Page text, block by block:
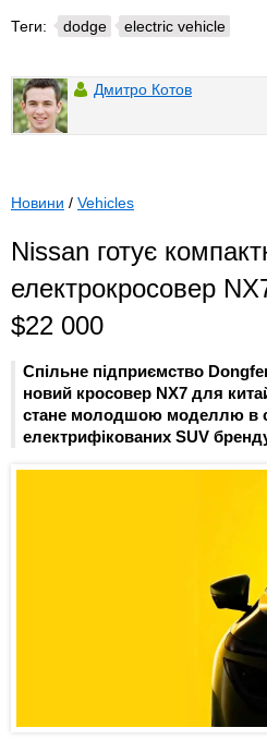
Теги: dodge electric vehicle
Дмитро Котов
Новини / Vehicles
Nissan готує
електрокросовер
$22 000
Спільне підприємство
новий кросовер NX7 для
стане молодшою моделлю в
електрифікованих SUV